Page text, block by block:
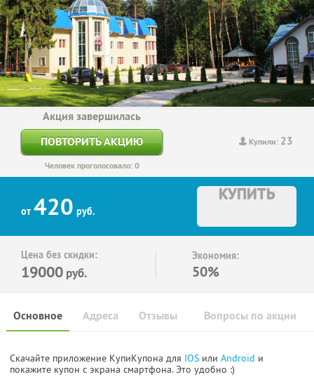
Купили: 23
Акция завершилась
ПОВТОРИТЬ АКЦИЮ
Человек проголосовало: 0
от 420 руб.
КУПИТЬ
Цена без скидки:
19000 руб.
Экономия:
50%
Основное Отзывы Вопросы по акции
Адреса
Скачайте приложение КупиКупона для IOS или Android и
покажите купон с экрана смартфона. Это удобно :)